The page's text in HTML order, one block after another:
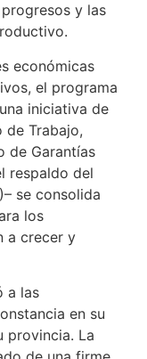
y las
económicas
el programa
iniciativa de
de Trabajo,
de Garantías
respaldo del
se consolida
los
a crecer y
a las
en su
provincia. La